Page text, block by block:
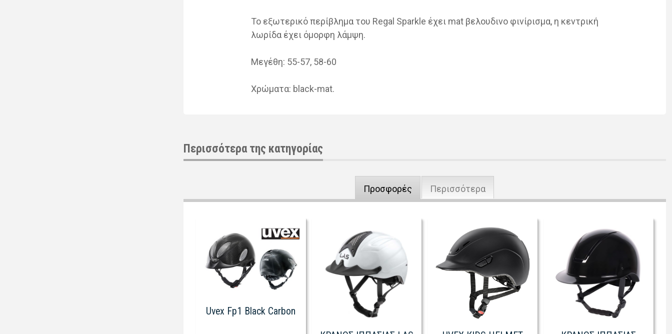
Το εξω­τε­ρι­κό πε­ρί­βλη­μα του Regal Sparkle έχει mat βε­λου­δι­νο φι­νί­ρι­σμα, η κε­ντρι­κή
λω­ρί­δα έχει όμορ­φη λάμ­ψη.
Μεγέ­θη: 55-57, 58-60
Χρώ­μα­τα: black-mat.
Περισσότερα της κατηγορίας
Προσφορές Περισσότερα
Uvex Fp1 Black Carbon